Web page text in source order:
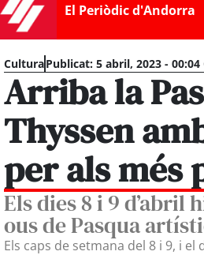
El Periòdic d'Andorra
CulturaPublicat: 5 abril, 2023 - 00:04
Arriba la
Thyssen
per als més
Els dies 8 i 9 d’abril
ous de Pasqua
Els caps de setmana del 8 i 9, i